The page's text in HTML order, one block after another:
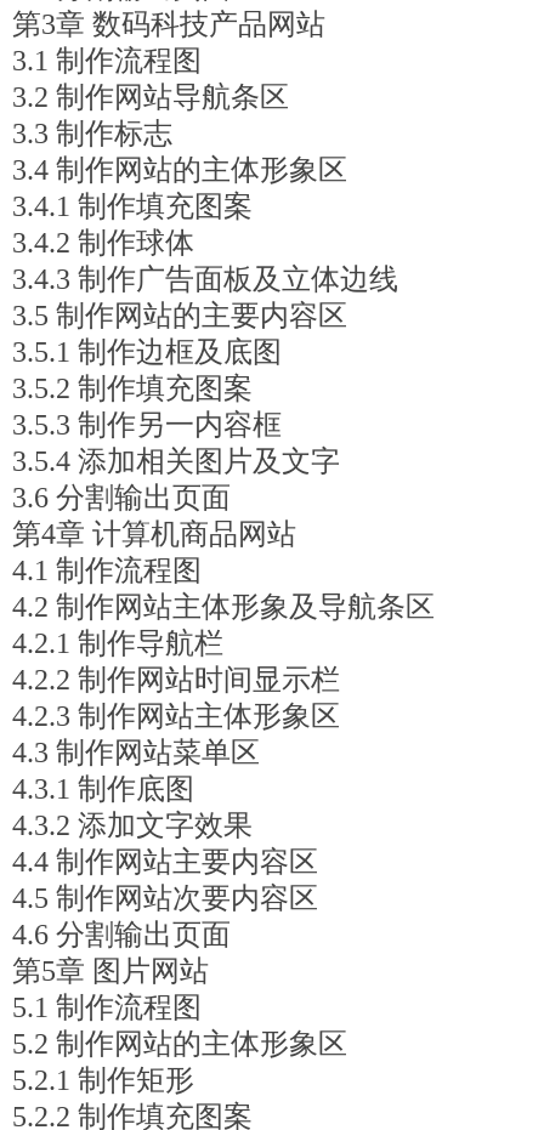
第3章 数码科技产品网站
3.1 制作流程图
3.2 制作网站导航条区
3.3 制作标志
3.4 制作网站的主体形象区
3.4.1 制作填充图案
3.4.2 制作球体
3.4.3 制作广告面板及立体边线
3.5 制作网站的主要内容区
3.5.1 制作边框及底图
3.5.2 制作填充图案
3.5.3 制作另一内容框
3.5.4 添加相关图片及文字
3.6 分割输出页面
第4章 计算机商品网站
4.1 制作流程图
4.2 制作网站主体形象及导航条区
4.2.1 制作导航栏
4.2.2 制作网站时间显示栏
4.2.3 制作网站主体形象区
4.3 制作网站菜单区
4.3.1 制作底图
4.3.2 添加文字效果
4.4 制作网站主要内容区
4.5 制作网站次要内容区
4.6 分割输出页面
第5章 图片网站
5.1 制作流程图
5.2 制作网站的主体形象区
5.2.1 制作矩形
5.2.2 制作填充图案